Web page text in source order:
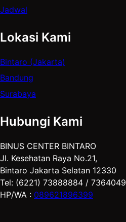
Jadwal
Lokasi Kami
Bintaro (Jakarta)
Bandung
Surabaya
Hubungi Kami
BINUS CENTER BINTARO
Jl. Kesehatan Raya No.21,
Bintaro Jakarta Selatan 12330
Tel: (6221) 73888884 / 7364049
HP/WA : 089621896399